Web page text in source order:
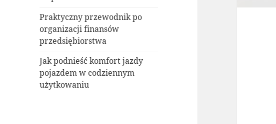
Praktyczny przewodnik po
organizacji finansów
przedsiębiorstwa
Jak podnieść komfort jazdy
pojazdem w codziennym
użytkowaniu